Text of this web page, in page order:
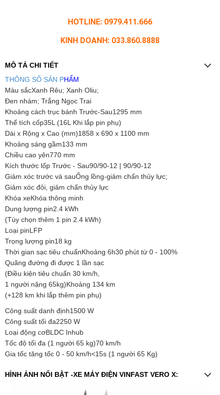
HOTLINE: 0979.411.666
KINH DOANH: 033.860.8888
MÔ TẢ CHI TIẾT
THÔNG SỐ SẢN PHẨM
Màu sắcXanh Rêu; Xanh Oliu;
Đen nhám; Trắng Ngọc Trai
Khoảng cách trục bánh Trước-Sau1295 mm
Thể tích cốp35L (16L Khi lắp pin phụ)
Dài x Rộng x Cao (mm)1858 x 690 x 1100 mm
Khoảng sáng gầm133 mm
Chiều cao yên770 mm
Kích thước lốp Trước - Sau90/90-12 | 90/90-12
Giảm xóc trước và sauỐng lồng-giảm chấn thủy lực;
Giảm xóc đôi, giảm chấn thủy lực
Khóa xeKhóa thông minh
Dung lượng pin2.4 kWh
(Tùy chọn thêm 1 pin 2.4 kWh)
Loại pinLFP
Trọng lượng pin18 kg
Thời gian sạc tiêu chuẩnKhoảng 6h30 phút từ 0 - 100%
Quãng đường đi được 1 lần sạc
(Điều kiện tiêu chuẩn 30 km/h,
1 người nặng 65kg)Khoảng 134 km
(+128 km khi lắp thêm pin phụ)
Công suất danh định1500 W
Công suất tối đa2250 W
Loại động cơBLDC Inhub
Tốc độ tối đa (1 người 65 kg)70 km/h
Gia tốc tăng tốc 0 - 50 km/h<15s (1 người 65 Kg)
HÌNH ẢNH NỔI BẬT -XE MÁY ĐIỆN VINFAST VERO X: